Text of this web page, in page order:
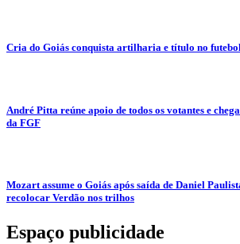
Cria do Goiás conquista artilharia e título no
André Pitta reúne apoio de todos os votantes e
da FGF
Mozart assume o Goiás após saída de Daniel
recolocar Verdão nos trilhos
Espaço publicidade